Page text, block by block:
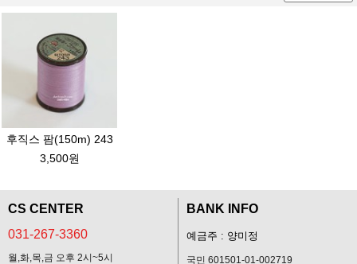
후직스 팜(150m) 243
3,500원
CS CENTER
031-267-3360
월,화,목,금 오후 2시~5시
BANK INFO
예금주 : 양미정
국민 601501-01-002719